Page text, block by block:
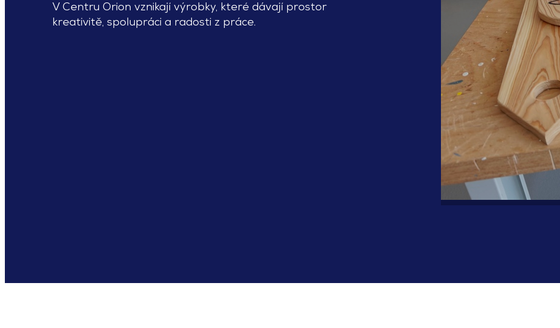
V Centru Orion vznikají výrobky, které dávají prostor
kreativitě, spolupráci a radosti z práce.